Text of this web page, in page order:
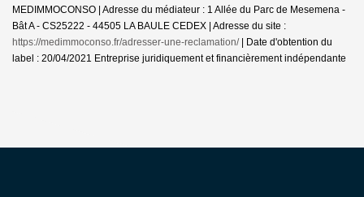
MEDIMMOCONSO | Adresse du médiateur : 1 Allée du Parc de Mesemena -
Bât A - CS25222 - 44505 LA BAULE CEDEX | Adresse du site :
https://medimmoconso.fr/adresser-une-reclamation/| Date d'obtention du
label : 20/04/2021 Entreprise juridiquement et financièrement indépendante